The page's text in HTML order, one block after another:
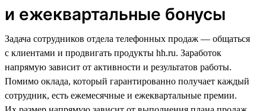
и ежеквартальные бонусы
Задача сотрудников отдела телефонных продаж — общаться
с клиентами и продвигать продукты hh.ru. Заработок
напрямую зависит от активности и результатов работы.
Помимо оклада, который гарантированно получает каждый
сотрудник, есть ежемесячные и ежеквартальные премии.